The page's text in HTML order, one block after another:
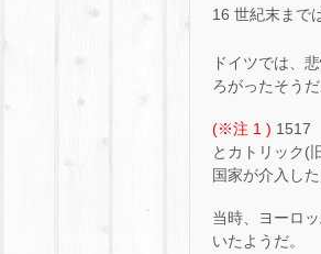
16 世紀末まで
ドイツでは、
ろがったそうだ
(※注 1 ) 1517
とカトリック(
国家が介入し
当時、ヨーロ
いたようだ。